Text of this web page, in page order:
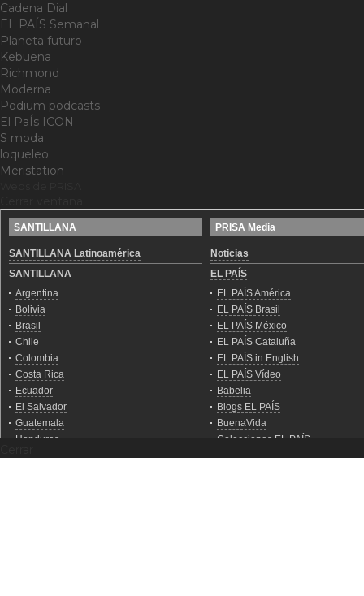
Cadena Dial
EL PAÍS Semanal
Planeta futuro
Kebuena
Richmond
Moderna
Podium podcasts
El PaÍs ICON
S moda
loqueleo
Meristation